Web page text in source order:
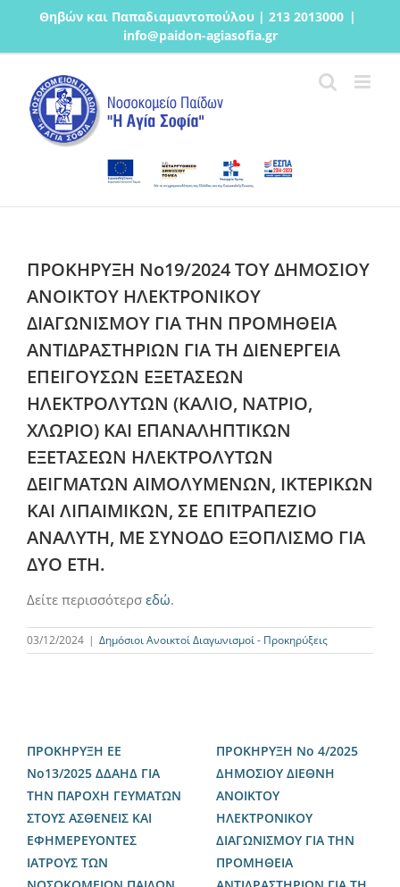
Μετάβαση
περιεχόμενο
Θηβών και Παπαδιαμαντοπούλου | 213 2013000 |
info@paidon-agiasofia.gr
ΠΡΟΚΗΡΥΞΗ Νο19/2024 ΤΟΥ ΔΗΜΟΣΙΟΥ
ΑΝΟΙΚΤΟΥ ΗΛΕΚΤΡΟΝΙΚΟΥ
ΔΙΑΓΩΝΙΣΜΟΥ ΓΙΑ ΤΗΝ ΠΡΟΜΗΘΕΙΑ
ΑΝΤΙΔΡΑΣΤΗΡΙΩΝ ΓΙΑ ΤΗ ΔΙΕΝΕΡΓΕΙΑ
ΕΠΕΙΓΟΥΣΩΝ ΕΞΕΤΑΣΕΩΝ
ΗΛΕΚΤΡΟΛΥΤΩΝ (ΚΑΛΙΟ, ΝΑΤΡΙΟ,
ΧΛΩΡΙΟ) ΚΑΙ ΕΠΑΝΑΛΗΠΤΙΚΩΝ
ΕΞΕΤΑΣΕΩΝ ΗΛΕΚΤΡΟΛΥΤΩΝ
ΔΕΙΓΜΑΤΩΝ ΑΙΜΟΛΥΜΕΝΩΝ, ΙΚΤΕΡΙΚΩΝ
ΚΑΙ ΛΙΠΑΙΜΙΚΩΝ, ΣΕ ΕΠΙΤΡΑΠΕΖΙΟ
ΑΝΑΛΥΤΗ, ΜΕ ΣΥΝΟΔΟ ΕΞΟΠΛΙΣΜΟ ΓΙΑ
ΔΥΟ ΕΤΗ.
Δείτε περισσότερσ εδώ.
03/12/2024 | Δημόσιοι Ανοικτοί Διαγωνισμοί - Προκηρύξεις
ΠΡΟΚΗΡΥΞΗ ΕΕ
Νο13/2025 ΔΔΑΗΔ ΓΙΑ
ΤΗΝ ΠΑΡΟΧΗ ΓΕΥΜΑΤΩΝ
ΣΤΟΥΣ ΑΣΘΕΝΕΙΣ ΚΑΙ
ΕΦΗΜΕΡΕΥΟΝΤΕΣ
ΙΑΤΡΟΥΣ ΤΩΝ
ΠΡΟΚΗΡΥΞΗ Νο 4/2025
ΔΗΜΟΣΙΟΥ ΔΙΕΘΝΗ
ΑΝΟΙΚΤΟΥ
ΗΛΕΚΤΡΟΝΙΚΟΥ
ΔΙΑΓΩΝΙΣΜΟΥ ΓΙΑ ΤΗΝ
ΠΡΟΜΗΘΕΙΑ